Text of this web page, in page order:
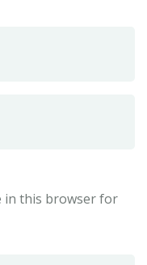
in this browser for